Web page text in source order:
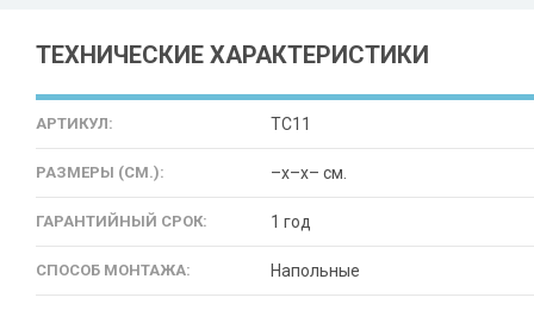
ТЕХНИЧЕСКИЕ ХАРАКТЕРИСТИКИ
АРТИКУЛ: TC11
РАЗМЕРЫ (СМ.): –x–x– см.
ГАРАНТИЙНЫЙ СРОК: 1 год
СПОСОБ МОНТАЖА: Напольные